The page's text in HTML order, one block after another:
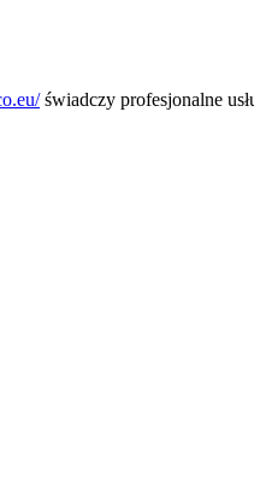
świadczy profesjonalne